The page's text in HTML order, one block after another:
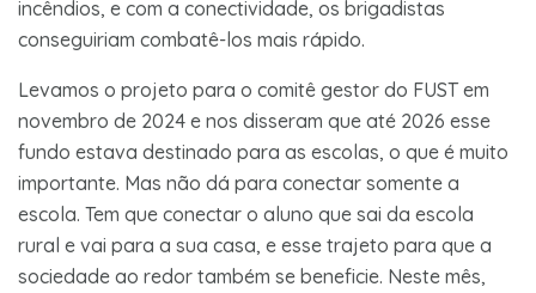
incêndios, e com a conectividade, os brigadistas
conseguiriam combatê-los mais rápido.
Levamos o projeto para o comitê gestor do FUST em
novembro de 2024 e nos disseram que até 2026 esse
fundo estava destinado para as escolas, o que é muito
importante. Mas não dá para conectar somente a
escola. Tem que conectar o aluno que sai da escola
rural e vai para a sua casa, e esse trajeto para que a
sociedade ao redor também se beneficie. Neste mês,